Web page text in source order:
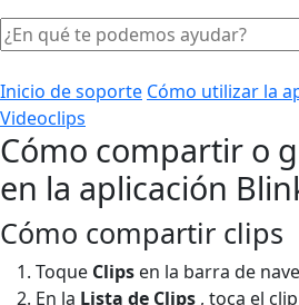
Inicio de soporte Cómo utilizar la
Videoclips
Cómo compartir o
en la aplicación
Cómo compartir clips
Toque Clips en la barra de
En la Lista de Clips , toca el